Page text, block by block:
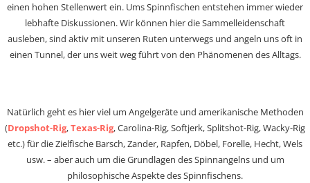
einen hohen Stellenwert ein. Ums Spinnfischen entstehen immer wieder
lebhafte Diskussionen. Wir können hier die Sammelleidenschaft
ausleben, sind aktiv mit unseren Ruten unterwegs und angeln uns oft in
einen Tunnel, der uns weit weg führt von den Phänomenen des Alltags.
Natürlich geht es hier viel um Angelgeräte und amerikanische Methoden
(Dropshot-Rig,Texas-Rig, Carolina-Rig, Softjerk, Splitshot-Rig, Wacky-Rig
etc.) für die Zielfische Barsch, Zander, Rapfen, Döbel, Forelle, Hecht, Wels
usw. – aber auch um die Grundlagen des Spinnangelns und um
philosophische Aspekte des Spinnfischens.